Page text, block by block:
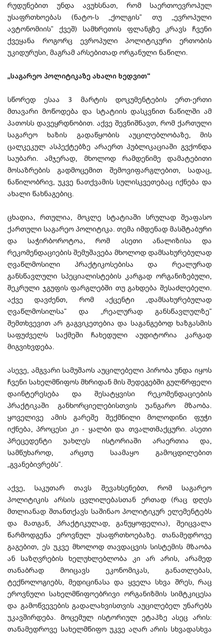
რუდუნებით უნდა ავუხსნათ, რომ საერთოევროპულ
უსაფრთხოებას (ნატო-ს „ქოლგის“ თუ „ევროპული
ავტონომიის“ ქვეშ) სამხრეთის ფლანგზე კრავს ჩვენი
ქვეყანა როგორც ევროპული პოლიტიკური ერთობის
უკიდურუსი, მაგრამ არსებითად ორგანული ნაწილი.
„საგარეო პოლიტიკაზე ახალი ხედვით“
სწორედ ესაა 3 მარტის დოკუმენტების ერთ-ერთი
მთავარი მოწოდება და სტატიის დასკვნით ნაწილში ამ
პათოსს დავეყრდნობით. აქვე შევნიშნავთ, რომ ქართული
საგარეო ხაზის გადაწყობის აუცილებლობაზე, მის
ცალკეკულ ასპექტებზე არაერთ პუბლიკაციაში გვქონდა
საუბარი. ამჯერად, მხოლოდ რამდენიმე დამატებითი
მოსაზრების გადმოცემით შემოვიფარგლებით, სადაც,
ნაწილობრივ, უკვე ნათქვამის სულისკვეთებაც იქნება და
ახალი წახნაგებიც.
ცხადია, რთულია, მოკლე სტატიაში სრულად შეაფასო
ქართული საგარეო პოლიტიკა. თემა იმდენად მასშტაბური
და საჭირბოროტოა, რომ ასეთი ანალიზისა და
რეკომენდაციების შემუშავება მხოლოდ დამსახურებულად
ღვაწლმოსილი პრაქტიკოსებისა და რეალურად
განსწავლული სპეციალისტების კარგად ორგანიზებული,
შეკრული ჯგუფის ფარგლებში თუ გახდება შესაძლებელი.
აქვე დავძენთ, რომ აქცენტი „დამსახურებულად
ღვაწლმოსილსა“ და „რეალურად განსწავლულზე“
შემთხვევით არ გაგვიკეთებია და საგანგებოდ ხაზგასმის
საფუძველს საქმეში ჩახედული აუდიტორია კარგად
მიგვიხვდება.
ასევე, ამგვარი სამუშაოს აუცილებელი პირობა უნდა იყოს
ჩვენი სახელმწიფოს მხრიდან მის შედეგებში გულწრფელი
დაინტერესება და შესატყვისი რეკომენდაციების
პრაქტიკაში განხორციელებისთვის უანგარო მზაობა.
ყოველივე ამის გარეშე შექმნილი მოლოდინი ფუჭი
იქნება, პროცესი კი - ყალბი და თვალთმაქცური. ასეთი
პრეცედენტი უახლეს ისტორიაში არაერთია და,
სამწუხაროდ, არცთუ საამაყო გამოცდილებით
„გვანებივრებს“.
აქვე, საკუთარ თავს შევახსენებთ, რომ საგარეო
პოლიტიკის არსის ცვლილებასთან ერთად (რაც დღეს
მთლიანად შთანთქავს საშინაო პოლიტიკურ ელემენტებს
და მათგან, პრაქტიკულად, განუყოფელია), შეიცვალა
წარმოდგენა ეროვნულ უსაფრთხოებაზე. თანამედროვე
გაგებით, ეს უკვე მხოლოდ თავდაცვის სისტემის მზაობა
ან საზღვრების ხელუხლებლობა კი არ არის, არამედ
თანაბრად მოიცავს ეკონომიკას, განათლებას,
ტექნოლოგიებს, მედიცინასა და ყველა სხვა შრეს, რაც
ეროვნული სახელმწიფოებრივი ორგანიზმის სიმტკიცესა
და გამოწვევების გადალახვისთვის აუცილებელ უნარებს
უკავშირდება. მოცემულ ისტორიულ ეტაპზე ასეც არის:
თანამედროვე სახელმწიფო უკვე აღარ არის სხვადასხვა